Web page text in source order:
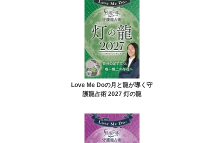
Love Me Doの月と龍が導く守
護龍占術 2027 灯の龍